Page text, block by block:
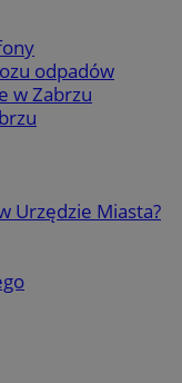
odpadów
w Zabrzu
Urzędzie Miasta?